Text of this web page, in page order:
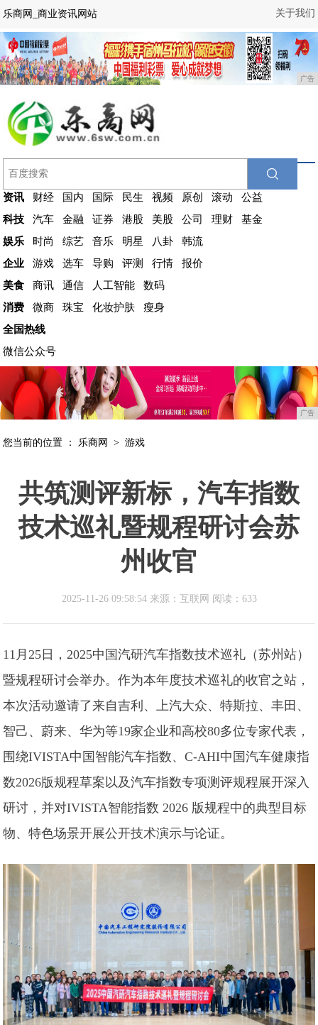
关于我们
乐商网_商业资讯网站
广告
资讯 财经 国内 国际 民生 视频 原创 滚动
公益
科技
汽车 金融 证券 港股 美股 公司 理财
基金
娱乐
时尚 综艺 音乐 明星 八卦
韩流
企业
游戏 选车 导购 评测 行情
报价
美食
商讯 通信 人工智能
数码
消费
微商 珠宝 化妆护肤
瘦身
全国热线
微信公众号
广告
您当前的位置 ： 乐商网 >游戏
共筑测评新标，汽车指数
技术巡礼暨规程研讨会苏
州收官
2025-11-26 09:58:54 来源：互联网 阅读：633
11月25日，2025中国汽研汽车指数技术巡礼（苏州站）
暨规程研讨会举办。作为本年度技术巡礼的收官之站，
本次活动邀请了来自吉利、上汽大众、特斯拉、丰田、
智己、蔚来、华为等19家企业和高校80多位专家代表，
围绕IVISTA中国智能汽车指数、C-AHI中国汽车健康指
数2026版规程草案以及汽车指数专项测评规程展开深入
研讨，并对IVISTA智能指数 2026 版规程中的典型目标
物、特色场景开展公开技术演示与论证。